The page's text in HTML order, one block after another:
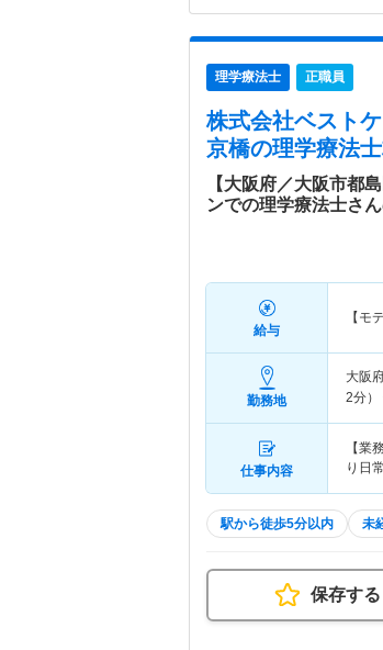
理学療法士 正職員
株式会社ベスト
京橋の理学療法
【大阪府／大阪市都
ンでの理学療法士さ
給与
【モ
勤務地
大阪
2分）
仕事内容
【業
り日
駅から徒歩5分以内 未
保存する